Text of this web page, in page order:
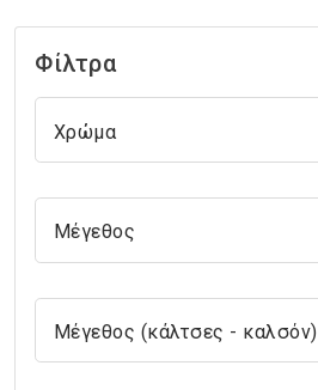
Φίλτρα
Χρώμα
Χρώμα
Μέγεθος
Μέγεθος
Μέγεθος (κάλτσες - καλσόν)
Μέγεθος (κάλτσες - καλσόν)